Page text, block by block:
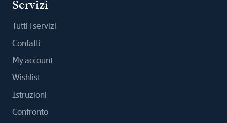
Servizi
Tutti i servizi
Contatti
My account
Wishlist
Istruzioni
Confronto